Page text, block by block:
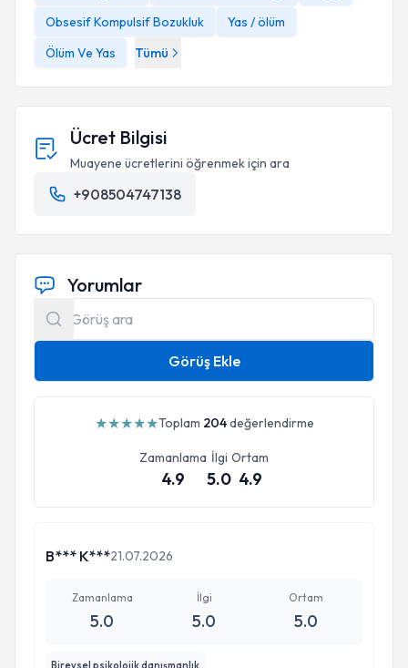
Obsesif Kompulsif Bozukluk
Yas / ölüm
Ölüm Ve Yas
Tümü
Ücret Bilgisi
Muayene ücretlerini öğrenmek için ara
+908504747138
Yorumlar
Görüş Ekle
★★★★★Toplam 204değerlendirme
Zamanlama
4.9
İlgi
5.0
Ortam
4.9
B*** K***21.07.2026
Zamanlama
5.0
İlgi
5.0
Ortam
5.0
Bireysel psikolojik danışmanlık